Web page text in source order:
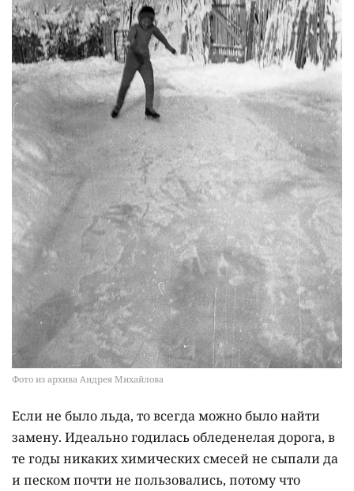
Фото из архива Андрея Михайлова
Если не было льда, то всегда можно было найти
замену. Идеально годилась обледенелая дорога, в
те годы никаких химических смесей не сыпали да
и песком почти не пользовались, потому что